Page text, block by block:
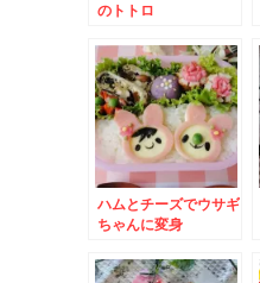
のトトロ
ハムとチーズでウサギ
ちゃんに変身